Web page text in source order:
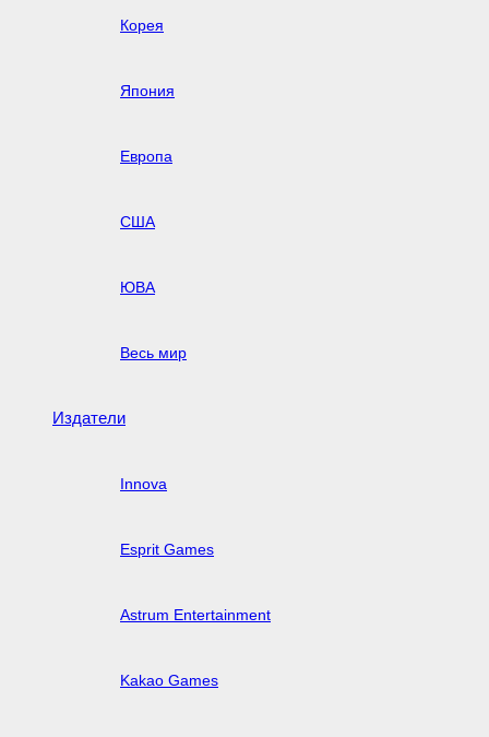
Корея
Япония
Европа
США
ЮВА
Весь мир
Издатели
Innova
Esprit Games
Astrum Entertainment
Kakao Games